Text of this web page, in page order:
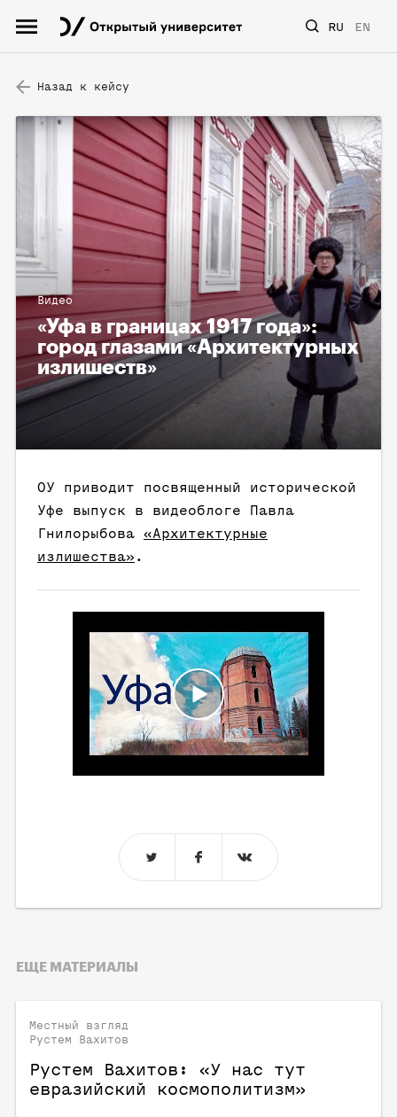
RU EN
Назад к кейсу
Видео
«Уфа в границах 1917 года»:
город глазами «Архитектурных
излишеств»
ОУ приводит посвященный исторической
Уфе выпуск в видеоблоге Павла
Гнилорыбова «Архитектурные
излишества» .
ЕЩЕ МАТЕРИАЛЫ
Местный взгляд
Рустем Вахитов
Рустем Вахитов: «У нас тут
евразийский космополитизм»